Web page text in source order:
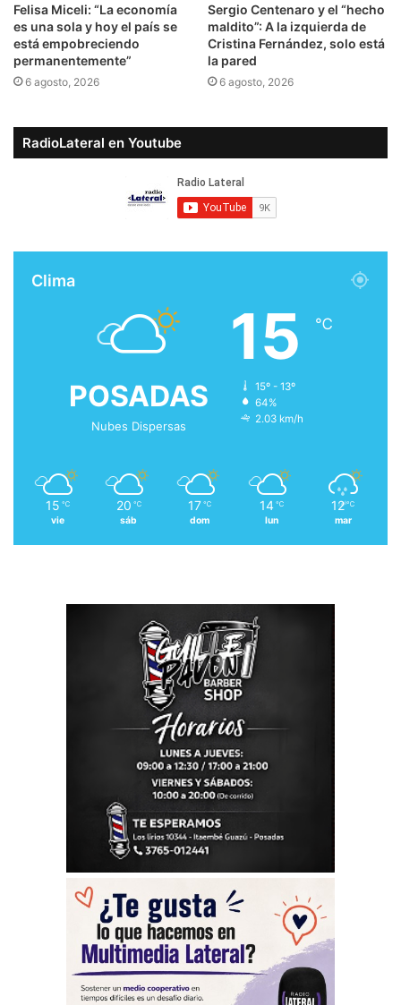
Felisa Miceli: “La economía
es una sola y hoy el país se
está empobreciendo
permanentemente”
6 agosto, 2026
Sergio Centenaro y el “hecho
maldito”: A la izquierda de
Cristina Fernández, solo está
la pared
6 agosto, 2026
RadioLateral en Youtube
Clima
POSADAS
Nubes Dispersas
15 ℃
15º - 13º
64%
2.03 km/h
15 ℃
vie
20 ℃
sáb
17 ℃
dom
14 ℃
lun
12 ℃
mar